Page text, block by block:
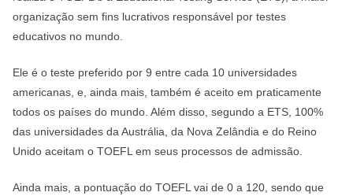
organização sem fins lucrativos responsável por testes
educativos no mundo.
Ele é o teste preferido por 9 entre cada 10 universidades
americanas, e, ainda mais, também é aceito em praticamente
todos os países do mundo. Além disso, segundo a ETS, 100%
das universidades da Austrália, da Nova Zelândia e do Reino
Unido aceitam o TOEFL em seus processos de admissão.
Ainda mais, a pontuação do TOEFL vai de 0 a 120, sendo que